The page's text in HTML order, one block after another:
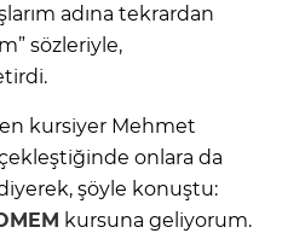
adına tekrardan
sözleriyle,
kursiyer Mehmet
onlara da
şöyle konuştu:
kursuna geliyorum.